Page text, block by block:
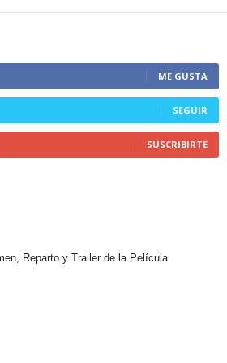
ME GUSTA
SEGUIR
SUSCRIBIRTE
Reparto y Trailer de la Película